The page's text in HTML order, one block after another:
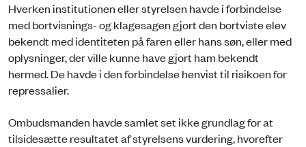
Hverken institutionen eller styrelsen havde i forbindelse
med bortvisnings- og klagesagen gjort den bortviste elev
bekendt med identiteten på faren eller hans søn, eller med
oplysninger, der ville kunne have gjort ham bekendt
hermed. De havde i den forbindelse henvist til risikoen for
repressalier.
Ombudsmanden havde samlet set ikke grundlag for at
tilsidesætte resultatet af styrelsens vurdering, hvorefter